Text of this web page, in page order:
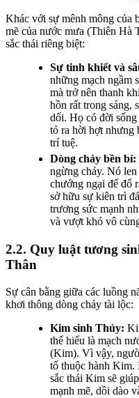
Khác với sự mênh mông của
mẽ của nước mưa (Thiên Hà
sắc thái riêng biệt:
Sự tinh khiết và
những mạch ngầm
mà trở nên thanh
hồn rất trong sáng,
dối. Họ có đời
tỏ ra hời hợt nhưng
trí tuệ.
Dòng chảy bền bỉ:
ngừng chảy. Nó
chướng ngại để đổ
sở hữu sự kiên trì
trương sức mạnh
và vượt khó vô
2.2. Quy luật tương
Thân
Sự cân bằng giữa các luồng
khơi thông dòng chảy tài lộc:
Kim sinh Thủy:
thể hiểu là mạch
(Kim). Vì vậy,
tố thuộc hành Kim.
sắc thái Kim sẽ
mạnh mẽ, dồi dào